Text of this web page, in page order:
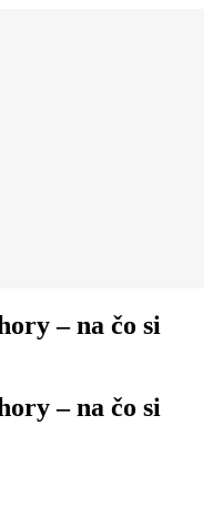
– na čo si
– na čo si